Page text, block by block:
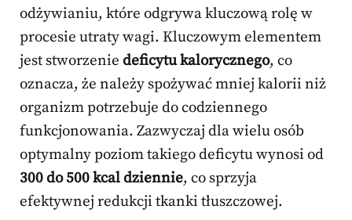
odżywianiu, które odgrywa kluczową rolę w
procesie utraty wagi. Kluczowym elementem
jest stworzenie deficytu kalorycznego, co
oznacza, że należy spożywać mniej kalorii niż
organizm potrzebuje do codziennego
funkcjonowania. Zazwyczaj dla wielu osób
optymalny poziom takiego deficytu wynosi od
300 do 500 kcal dziennie, co sprzyja
efektywnej redukcji tkanki tłuszczowej.